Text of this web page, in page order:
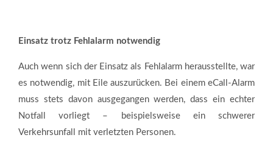
Einsatz trotz Fehlalarm notwendig
Auch wenn sich der Einsatz als Fehlalarm herausstellte, war
es notwendig, mit Eile auszurücken. Bei einem eCall-Alarm
muss stets davon ausgegangen werden, dass ein echter
Notfall vorliegt – beispielsweise ein schwerer
Verkehrsunfall mit verletzten Personen.